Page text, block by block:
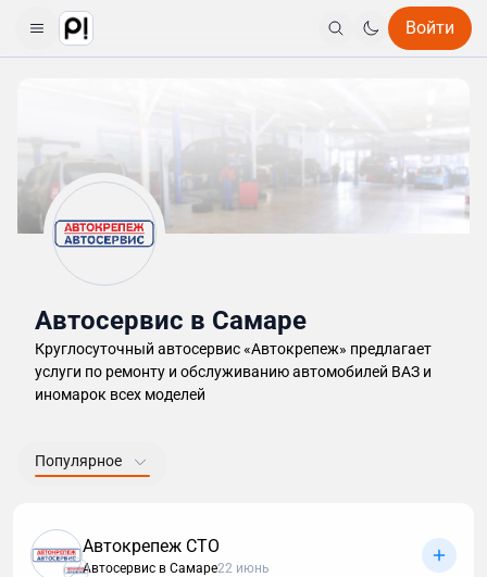
Войти
Автосервис в Самаре
Круглосуточный автосервис «Автокрепеж» предлагает
услуги по ремонту и обслуживанию автомобилей ВАЗ и
иномарок всех моделей
Популярное
Автокрепеж СТО
Автосервис в Самаре22 июнь